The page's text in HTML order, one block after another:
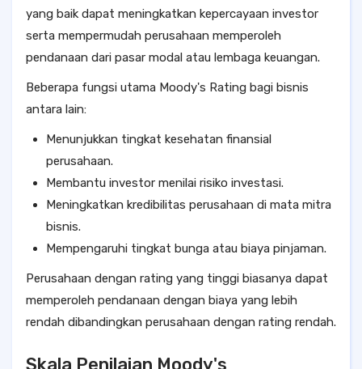
yang baik dapat meningkatkan kepercayaan investor
serta mempermudah perusahaan memperoleh
pendanaan dari pasar modal atau lembaga keuangan.
Beberapa fungsi utama Moody's Rating bagi bisnis
antara lain:
Menunjukkan tingkat kesehatan finansial
perusahaan.
Membantu investor menilai risiko investasi.
Meningkatkan kredibilitas perusahaan di mata mitra
bisnis.
Mempengaruhi tingkat bunga atau biaya pinjaman.
Perusahaan dengan rating yang tinggi biasanya dapat
memperoleh pendanaan dengan biaya yang lebih
rendah dibandingkan perusahaan dengan rating rendah.
Skala Penilaian Moody's